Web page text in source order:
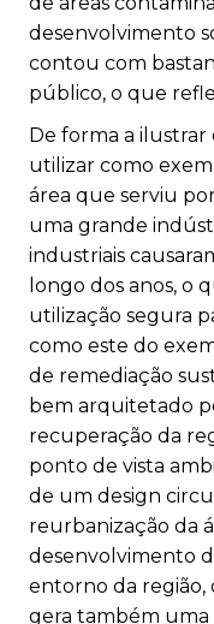
desenvolvimento
contou com
público, o que
De forma a ilustrar
utilizar como
área que serviu
uma grande
industriais
longo dos anos, o
utilização segura
como este do
de remediação
bem arquitetado
recuperação da
ponto de vista
de um design
reurbanização da
desenvolvimento
entorno da
gera também uma